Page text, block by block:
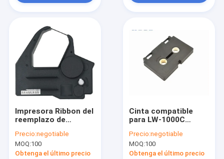
Products
Request A Quote
Impresora Ribbon del
reemplazo de
6600S NCR 6622,
NCR 6625, NCR 6626,
PERSONAJES M
Precio:negotiable
MOQ:100
Obtenga el último precio
Cinta compatible
para LW-1000C
Precio:negotiable
MOQ:100
Obtenga el último precio